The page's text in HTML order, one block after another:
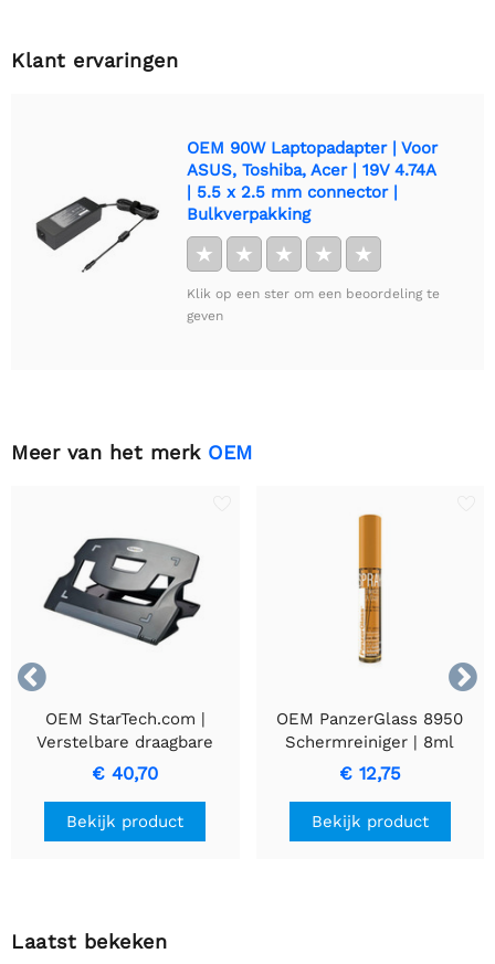
Klant ervaringen
OEM 90W Laptopadapter | Voor
ASUS, Toshiba, Acer | 19V 4.74A
| 5.5 x 2.5 mm connector |
Bulkverpakking
★ ★ ★ ★ ★
Klik op een ster om een beoordeling te
geven
Meer van het merk OEM


OEM StarTech.com |
Verstelbare draagbare
laptopstandaard |
Compact & lichtgewicht
€ 40,70
Bekijk product
OEM PanzerGlass 8950
Schermreiniger | 8ml
€ 12,75
Bekijk product
Laatst bekeken